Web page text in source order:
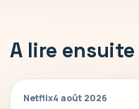
A lire ensuite
Netflix4 août 2026